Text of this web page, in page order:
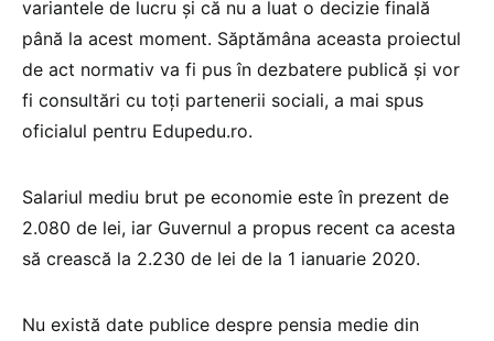
variantele de lucru şi că nu a luat o decizie finală
până la acest moment. Săptămâna aceasta proiectul
de act normativ va fi pus în dezbatere publică şi vor
fi consultări cu toţi partenerii sociali, a mai spus
oficialul pentru Edupedu.ro.
Salariul mediu brut pe economie este în prezent de
2.080 de lei, iar Guvernul a propus recent ca acesta
să crească la 2.230 de lei de la 1 ianuarie 2020.
Nu există date publice despre pensia medie din